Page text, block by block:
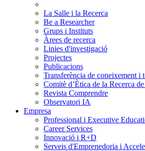
La Salle i la Recerca
Be a Researcher
Grups i Instituts
Àrees de recerca
Linies d'investigació
Projectes
Publicacions
Transferència de coneixement i
Comitè d’Ètica de la Recerca
Revista Comprendre
Observatori IA
Empresa
Professional i Executive
Career Services
Innovació i R+D
Serveis d'Emprenedoria i